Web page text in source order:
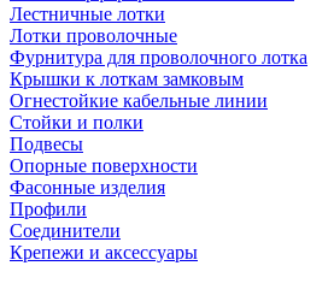
Лестничные лотки
Лотки проволочные
Фурнитура для проволочного лотка
Крышки к лоткам замковым
Огнестойкие кабельные линии
Стойки и полки
Подвесы
Опорные поверхности
Фасонные изделия
Профили
Соединители
Крепежи и аксессуары